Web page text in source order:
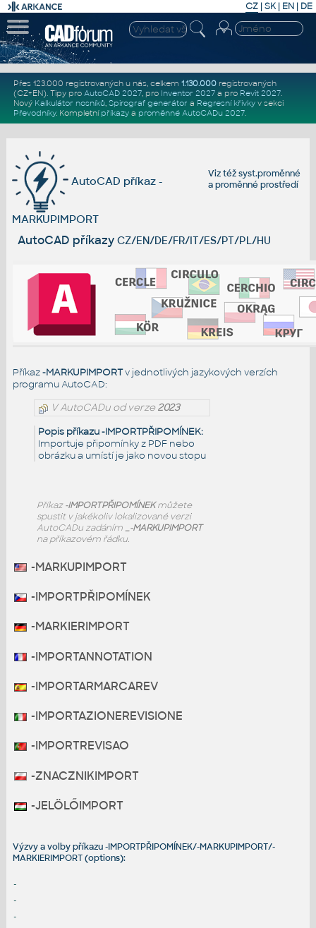
CZ | SK| EN | DE
Přes 123.000 registrovaných u nás, celkem 1.130.000registrovaných
(CZ+EN). Tipy pro AutoCAD 2027, pro Inventor 2027a pro Revit 2027.
Nový Kalkulátor nosníků, Spirograf generátor a Regresní křivkyv sekci
Převodníky. Kompletní příkazya proměnné AutoCADu 2027.
Viz téžsyst.proměnné
aproměnné prostředí
AutoCAD příkaz -
MARKUPIMPORT
AutoCAD příkazy CZ/EN/DE/FR/IT/ES/PT/PL/HU
Příkaz-MARKUPIMPORTv jednotlivých jazykových verzích
programu AutoCAD:
V AutoCADu od verze2023
Popis příkazu -IMPORTPŘIPOMÍNEK:
Importuje připomínky z PDF nebo
obrázku a umístí je jako novou stopu
Příkaz-IMPORTPŘIPOMÍNEKmůžete
spustit v jakékoliv lokalizované verzi
AutoCADu zadáním _-MARKUPIMPORT
na příkazovém řádku.
-MARKUPIMPORT
-IMPORTPŘIPOMÍNEK
-MARKIERIMPORT
-IMPORTANNOTATION
-IMPORTARMARCAREV
-IMPORTAZIONEREVISIONE
-IMPORTREVISAO
-ZNACZNIKIMPORT
-JELÖLŐIMPORT
Výzvy a volby příkazu -IMPORTPŘIPOMÍNEK/-MARKUPIMPORT/-
MARKIERIMPORT (options):
-
-
-